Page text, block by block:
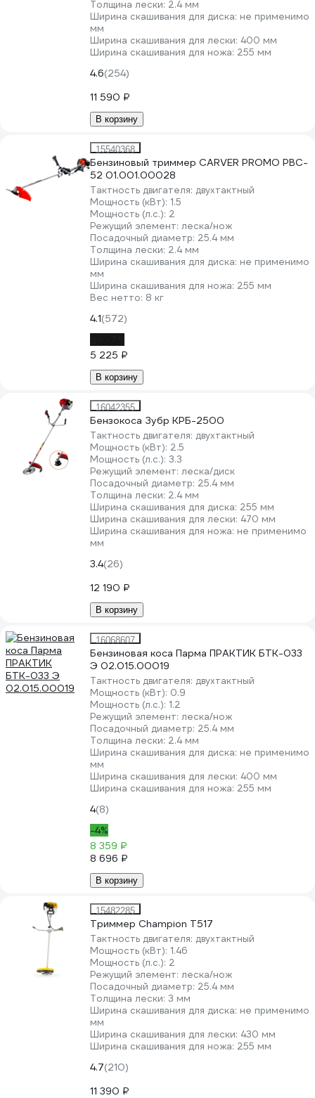
Толщина лески: 2.4 мм
Ширина скашивания для диска: не применимо
мм
Ширина скашивания для лески: 400 мм
Ширина скашивания для ножа: 255 мм
4.6(254)
11 590 ₽
В корзину
15540368
Бензиновый триммер CARVER PROMO PBC-
52 01.001.00028
Тактность двигателя: двухтактный
Мощность (кВт): 1.5
Мощность (л.с.): 2
Режущий элемент: леска/нож
Посадочный диаметр: 25.4 мм
Толщина лески: 2.4 мм
Ширина скашивания для диска: не применимо
мм
Ширина скашивания для ножа: 255 мм
Вес нетто: 8 кг
4.1(572)
5 225 ₽
В корзину
16042355
Бензокоса Зубр КРБ-2500
Тактность двигателя: двухтактный
Мощность (кВт): 2.5
Мощность (л.с.): 3.3
Режущий элемент: леска/диск
Посадочный диаметр: 25.4 мм
Толщина лески: 2.4 мм
Ширина скашивания для диска: 255 мм
Ширина скашивания для лески: 470 мм
Ширина скашивания для ножа: не применимо
мм
3.4(26)
12 190 ₽
В корзину
16068607
Бензиновая коса Парма ПРАКТИК БТК-033
Э 02.015.00019
Тактность двигателя: двухтактный
Мощность (кВт): 0.9
Мощность (л.с.): 1.2
Режущий элемент: леска/нож
Посадочный диаметр: 25.4 мм
Толщина лески: 2.4 мм
Ширина скашивания для диска: не применимо
мм
Ширина скашивания для лески: 400 мм
Ширина скашивания для ножа: 255 мм
4(8)
-4%
8 359 ₽
8 696 ₽
В корзину
15482285
Триммер Champion Т517
Тактность двигателя: двухтактный
Мощность (кВт): 1.46
Мощность (л.с.): 2
Режущий элемент: леска/нож
Посадочный диаметр: 25.4 мм
Толщина лески: 3 мм
Ширина скашивания для диска: не применимо
мм
Ширина скашивания для лески: 430 мм
Ширина скашивания для ножа: 255 мм
4.7(210)
11 390 ₽